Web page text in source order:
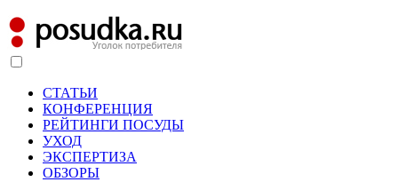
СТАТЬИ
КОНФЕРЕНЦИЯ
РЕЙТИНГИ ПОСУДЫ
УХОД
ЭКСПЕРТИЗА
ОБЗОРЫ